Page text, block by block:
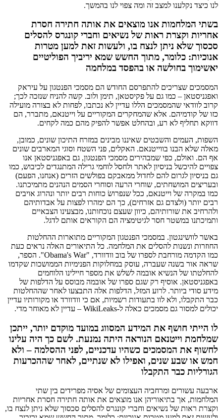
לנו כיצד נקלענו למצב זה ומה צפוי לנו בהמשך.
בשתי המלחמות אנו מוצאים את אותה חתירה חסרת
אחריות וקצרת ראות של נשיאים וחברי קונגרס להסלים
סכסוך שלא ניתן לנצח בו, ולעשות זאת למען מטרות
אנוכיות: כלומר, מתוך החשש שמא יריביך הפוליטיים
יאשימוך בחולשה או בהפסד במלחמה
המסמכים שצריכים להתפרסם החודש הם מסמכי הפנטגון על עיראק
ואפגניסטאן – כמו גם על פקיסטאן, תימן ולוב. קשה להניח שנזכה לכך;
קרוב לוודאי שהמסמכים הללו עדיין לא נכתבו, לפחות לא בצורה מועילה
כזו של קודמיהם. אלא שהמחקרים המקוריים על וייטנאם, מתברר, הם
דווקא תחליף לא רע, ובהחלט אפשר להפיק מהם כמה לקחים.
השפות, העמים והשבטים שאיננו מבינים במזרח התיכון שונים, כמובן,
מאלה שלא הבנו בווייטנאם. האקלים, פני השטח וסוגי המארבים שונים
אף הם. ואולם, כפי שמבהירים מסמכי הפנטגון, גם באפגניסטאן אנו
צפויים להיכשל בניסיון לאתר ולחסל לוחמי גרילה המתנגדים לכיבוש, כמו
גם בניסיון לגרום להם לחדול ממאבקם בפולשים הזרים (אנחנו, הפעם)
ובעריצים המושחתים, שוחרי הרעה וסוחרי הסמים הנהנים מתמיכתנו.
כמו במקרה של וייטנאם, ככל שנפרושׂ כוחות רבים יותר ונהרוג אויבים
רבים יותר (ולצדם גם אזרחים), כך הם ימהרו לפצות על אבדותיהם
ולהרחיב את שורותיהם, כיוון שעצם נוכחותנו, מבצעינו הצבאיים
ותמיכתנו במשטר חסר לגיטימציה הם הקוראים אותם לדגל.
באשר לוושינגטון. במסמכי הפנטגון המקוריים מתוארות ההחלטות
החוזרות ונשנות להסלים את המלחמה. כל התיאורים האלה נראים כעת
כמו הקדמה מורחבת לספרו של בוב וודוורד, "Obama's War". הספר,
שראה אור בשנה שעברה, עוסק במחלוקות הפנימיות הממושכות שקדמו
להחלטתו של הנשיא אובמה לשלש את מספר חיילינו הלוחמים
באפגניסטאן. אוסיף רק שגם ספרו של אובמה מבוסס על הדלפות של
מידע סודי ביותר. לרוע המזל, הדלפות אלה התבצעו לאחר שההחלטות
כבר התקבלו, ולא לוו בתעודות רשמיות, אם כי וודוורד או מקורותיו עדיין
יכולים למסור גם מסמכים כאלה ל-WikiLeaks – עדיין לא מאוחר מדי.
לו הייתי חושף את המידע המסווג במועד מוקדם יותר, ייתכן
שמלחמת וייטנאם הנוראה היתה נמנעת. לשם כך היה עלינו
לחשוף את המסמכים כשהיו עדכניים, לפני ההסלמה – ולא
חמש או שבע שנים, ואפילו לא שנתיים, לאחר שההכרעות
הגורליות כבר התקבלו
ארבעה עשורים ומרחביה העצומים של אסיה מפרידים בין שתי
המלחמות, אך בתיאוריהן אנו מוצאים את אותה חתירה חסרת אחריות
וקצרת ראות של נשיאים וחברי קונגרס להסלים סכסוך שלא ניתן לנצח בו,